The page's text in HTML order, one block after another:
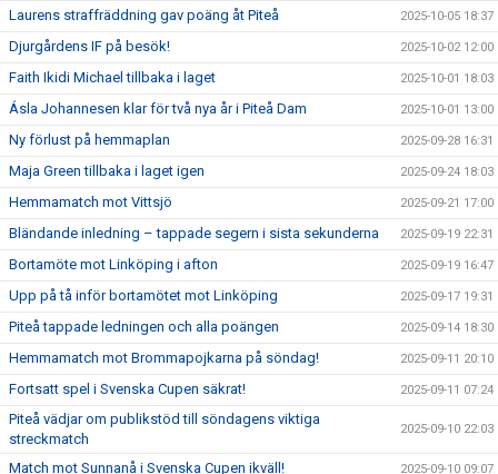
Laurens straffräddning gav poäng åt Piteå 2025-10-05 18:37
Djurgårdens IF på besök! 2025-10-02 12:00
Faith Ikidi Michael tillbaka i laget 2025-10-01 18:03
Ásla Johannesen klar för två nya år i Piteå Dam 2025-10-01 13:00
Ny förlust på hemmaplan 2025-09-28 16:31
Maja Green tillbaka i laget igen 2025-09-24 18:03
Hemmamatch mot Vittsjö 2025-09-21 17:00
Bländande inledning – tappade segern i sista sekunderna 2025-09-19 22:31
Bortamöte mot Linköping i afton 2025-09-19 16:47
Upp på tå inför bortamötet mot Linköping 2025-09-17 19:31
Piteå tappade ledningen och alla poängen 2025-09-14 18:30
Hemmamatch mot Brommapojkarna på söndag! 2025-09-11 20:10
Fortsatt spel i Svenska Cupen säkrat! 2025-09-11 07:24
Piteå vädjar om publikstöd till söndagens viktiga
streckmatch
2025-09-10 22:03
Match mot Sunnanå i Svenska Cupen ikväll! 2025-09-10 09:07